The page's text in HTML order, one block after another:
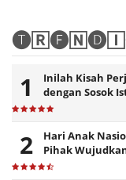
Inilah Kisah
dengan Sosok
Hari Anak
Pihak